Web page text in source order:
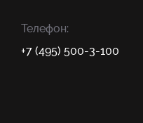
Телефон:
+7 (495) 500-3-100